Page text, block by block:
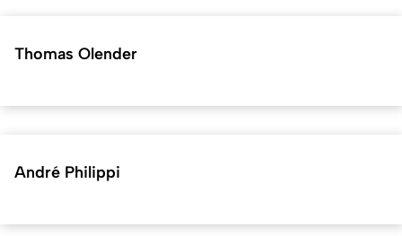
Thomas Olender
André Philippi